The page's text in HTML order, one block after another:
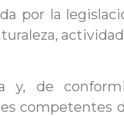
por la
y, de
competentes